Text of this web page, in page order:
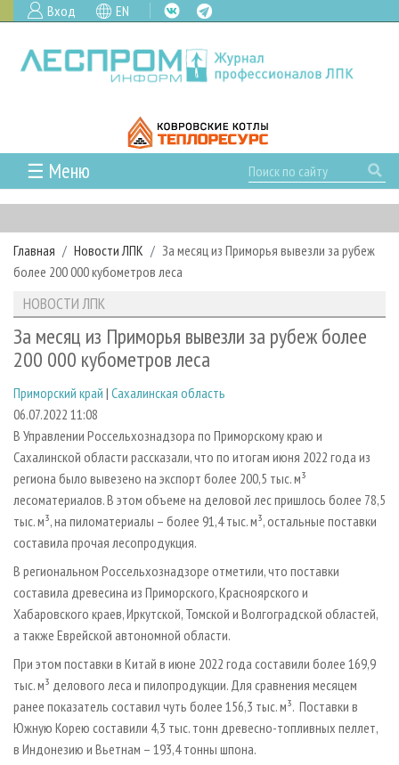
Вход EN
☰ Меню
ГЛАВНАЯ
РУБРИКИ И ТЕМЫ
РУБРИКИ ЖУРНАЛА
ЛЕСОЗАГОТОВКА
ЛЕСОПИЛЕНИЕ
СУШКА ДРЕВЕСИНЫ
ПРОИЗВОДСТВО ДРЕВЕСНЫХ ПЛИТ
ДЕРЕВЯННОЕ ДОМОСТРОЕНИЕ
ПРОИЗВОДСТВО МЕБЕЛИ
БИОЭНЕРГЕТИКА
ИНСТРУМЕНТ И МАТЕРИАЛЫ
НОВОСТИ
НОВОСТИ ЛПК
НОВОСТИ ЖУРНАЛА
ПРОЕКТЫ ЛПИ
АНАЛИТИКА
ПРЕДПРИЯТИЯ ЛПК
ПЕРСОНЫ
МОБИЛЬНЫЕ ВЫСТАВКИ
ОФИЦИАЛЬНЫЕ ДЕЛЕГАЦИИ
ПРИОРИТЕТНЫЕ ИНВЕСТПРОЕКТЫ
RUSSIAN FORESTRY REVIEW
БИБЛИОТЕКА СПЕЦИАЛИСТА
АРХИВ ЖУРНАЛОВ
О ЖУРНАЛЕ
ПОДПИСКА
КОНТАКТЫ
РЕКЛАМОДАТЕЛЯМ
РЕКЛАМА
РЕКЛАМА НА САЙТЕ
Главная Новости ЛПК
За месяц из Приморья вывезли за рубеж
более 200 000 кубометров леса
НОВОСТИ ЛПК
За месяц из Приморья вывезли за рубеж более
200 000 кубометров леса
Приморский край | Сахалинская область
06.07.2022 11:08
В Управлении Россельхознадзора по Приморскому краю и
Сахалинской области рассказали, что по итогам июня 2022 года из
региона было вывезено на экспорт более 200,5 тыс. м³
лесоматериалов. В этом объеме на деловой лес пришлось более 78,5
тыс. м³, на пиломатериалы – более 91,4 тыс. м³, остальные поставки
составила прочая лесопродукция.
В региональном Россельхознадзоре отметили, что поставки
составила древесина из Приморского, Красноярского и
Хабаровского краев, Иркутской, Томской и Волгоградской областей,
а также Еврейской автономной области.
При этом поставки в Китай в июне 2022 года составили более 169,9
тыс. м³ делового леса и пилопродукции. Для сравнения месяцем
ранее показатель составил чуть более 156,3 тыс. м³. Поставки в
Южную Корею составили 4,3 тыс. тонн древесно-топливных пеллет,
в Индонезию и Вьетнам – 193,4 тонны шпона.